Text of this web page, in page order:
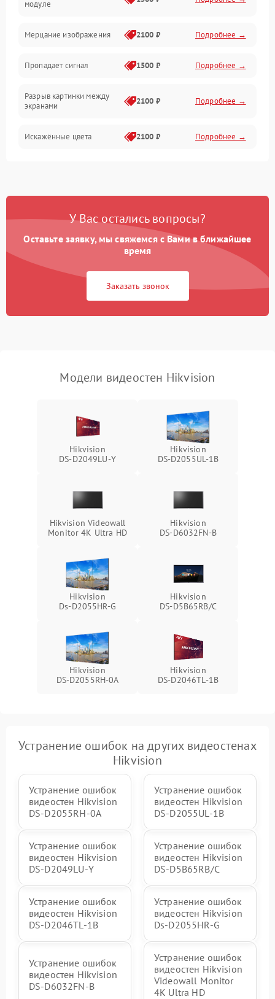
модуле
Мерцание изображения 2100 ₽ Подробнее →
Пропадает сигнал 1500 ₽ Подробнее →
Разрыв картинки между
экранами
2100 ₽ Подробнее →
Искажённые цвета 2100 ₽ Подробнее →
Артефакты изображения 2100 ₽ Подробнее →
У Вас остались вопросы?
Оставьте заявку, мы свяжемся с Вами в ближайшее
время
Заказать звонок
Модели видеостен Hikvision
Hikvision
DS‑D2049LU‑Y
Hikvision
DS‑D2055UL‑1B
Hikvision Videowall
Monitor 4K Ultra HD
Hikvision
DS‑D6032FN‑B
Hikvision
Ds‑D2055HR‑G
Hikvision
DS‑D5B65RB/C
Hikvision
DS‑D2055RH‑0A
Hikvision
DS‑D2046TL‑1B
Устранение ошибок на других видеостенах
Hikvision
Устранение ошибок
видеостен Hikvision
DS‑D2055RH‑0A
Устранение ошибок
видеостен Hikvision
DS‑D2055UL‑1B
Устранение ошибок
видеостен Hikvision
DS‑D2049LU‑Y
Устранение ошибок
видеостен Hikvision
DS‑D5B65RB/C
Устранение ошибок
видеостен Hikvision
DS‑D2046TL‑1B
Устранение ошибок
видеостен Hikvision
Ds‑D2055HR‑G
Устранение ошибок
видеостен Hikvision
DS‑D6032FN‑B
Устранение ошибок
видеостен Hikvision
Videowall Monitor
4K Ultra HD